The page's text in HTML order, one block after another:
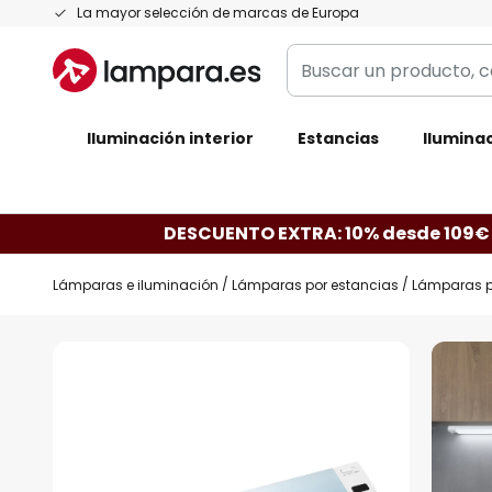
La mayor selección de marcas de Europa
Ir
contenido
Buscar
un
categoría,
Iluminación interior Estancias
DESCUENTO EXTRA: 10% desde
Lámparas e iluminación Lámparas por estancias Lámparas